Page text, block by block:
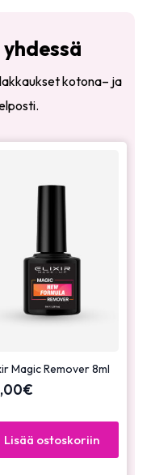
kotona– ja
Magic Remover 8ml
€
Lisää ostoskoriin